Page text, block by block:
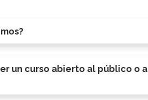
un curso abierto al público o a